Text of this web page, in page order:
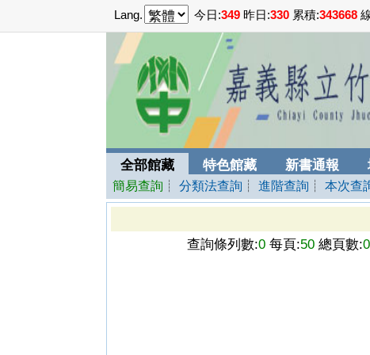
Lang. 今日:349 昨日:330 累積:343668
全部館藏 特色館藏 新書通報
簡易查詢 ┊分類法查詢 ┊進階查詢 ┊本次查
查詢條列數:0 每頁:50 總頁數:0